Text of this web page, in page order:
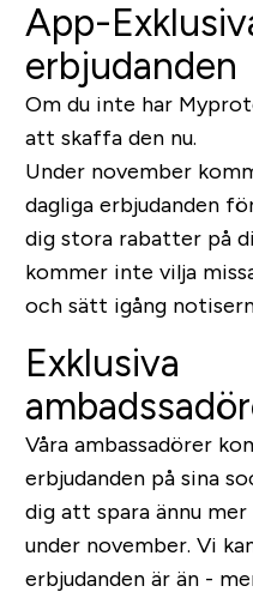
App-
erbjudanden
Om du inte har
att skaffa den nu.
Under november
dagliga erbjudanden
dig stora rabatter på
kommer inte vilja
och sätt igång
Exklusiva
Våra ambassadörer
erbjudanden på sina
dig att spara ännu
under november. Vi
erbjudanden är än -